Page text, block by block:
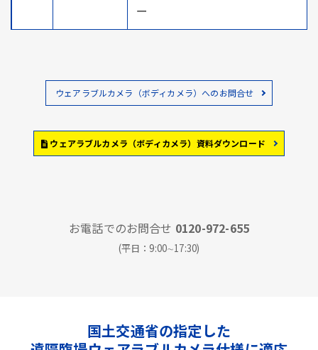
ー
ウェアラブルカメラ（ボディカメラ）へのお問合せ
ウェアラブルカメラ（ボディカメラ）資料ダウンロード
お電話でのお問合せ 0120-972-655
(平日：9:00∼17:30)
国土交通省の指定した